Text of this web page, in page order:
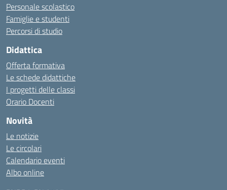
Personale scolastico
Famiglie e studenti
Percorsi di studio
Didattica
Offerta formativa
Le schede didattiche
I progetti delle classi
Orario Docenti
Novità
Le notizie
Le circolari
Calendario eventi
Albo online